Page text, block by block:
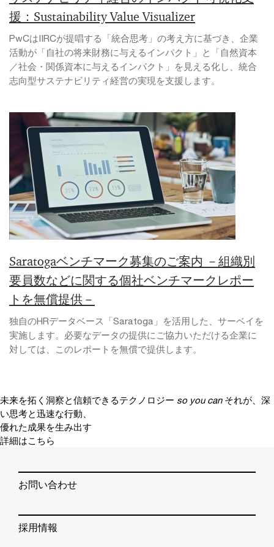
援：Sustainability Value Visualizer
PwCはIIRCが提唱する「統合思考」の考え方に基づき、企業
活動が「自社の将来財務に与えるインパクト」と「自然資本
／社会・関係資本に与えるインパクト」を見える化し、統合
志向型サステナビリティ経営の実現を支援します。
Saratogaベンチマーク募集のご案内 －組織別
要員数などに関する個社ベンチマークレポー
トを無償提供－
独自のHRデータベース「Saratoga」を活用した、サーベイを
実施します。必要なデータの提供にご協力いただける企業に
対しては、このレポートを無償で提供します。
未来を拓く洞察と信頼できるテクノロジー so you can それが、深
い思考と迅速な行動、
優れた成果を生み出す
詳細はこちら
お問い合わせ
採用情報